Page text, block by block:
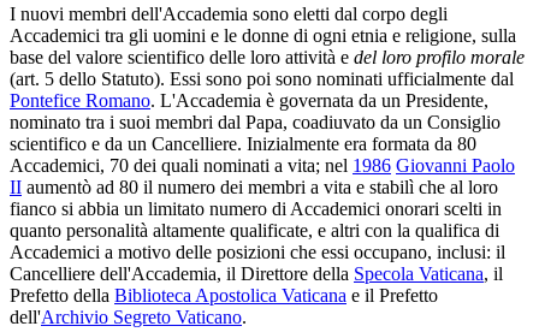
I nuovi membri dell'Accademia sono eletti dal corpo degli
Accademici tra gli uomini e le donne di ogni etnia e religione, sulla
base del valore scientifico delle loro attività e del loro profilo morale
(art. 5 dello Statuto). Essi sono poi sono nominati ufficialmente dal
Pontefice Romano. L'Accademia è governata da un Presidente,
nominato tra i suoi membri dal Papa, coadiuvato da un Consiglio
scientifico e da un Cancelliere. Inizialmente era formata da 80
Accademici, 70 dei quali nominati a vita; nel 1986 Giovanni Paolo
II aumentò ad 80 il numero dei membri a vita e stabilì che al loro
fianco si abbia un limitato numero di Accademici onorari scelti in
quanto personalità altamente qualificate, e altri con la qualifica di
Accademici a motivo delle posizioni che essi occupano, inclusi: il
Cancelliere dell'Accademia, il Direttore della Specola Vaticana, il
Prefetto della Biblioteca Apostolica Vaticana e il Prefetto
dell'Archivio Segreto Vaticano.